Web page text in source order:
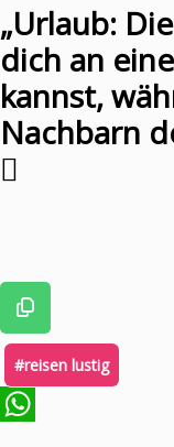
„Urlaub:
dich an
kannst,
Nachbarn
🌳
#reisen lustig